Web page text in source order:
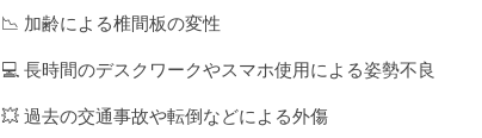
📉 加齢による椎間板の変性
💻 長時間のデスクワークやスマホ使用による姿勢不良
💥 過去の交通事故や転倒などによる外傷